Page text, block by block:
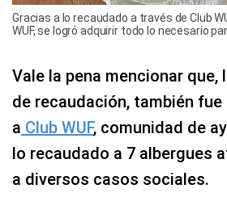
Gracias a lo recaudado a través de Club
WUF, se logró adquirir todo lo necesario
Vale la pena mencionar que,
de recaudación, también
a Club WUF, comunidad de
lo recaudado a 7 albergues
a diversos casos sociales.